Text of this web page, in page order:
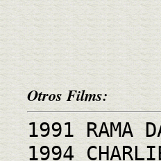
Otros Films:
1991 RAMA
1994